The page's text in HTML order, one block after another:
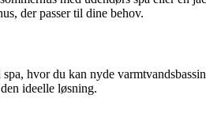
der passer til dine behov.
hvor du kan nyde
ideelle løsning.